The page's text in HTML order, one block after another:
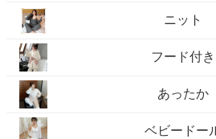
ニット
フード付き
あったか
ベビードー